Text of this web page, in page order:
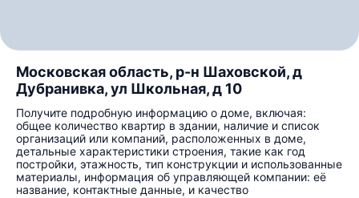
Московская область, р-н Шаховской, д
Дубранивка, ул Школьная, д 10
Получите подробную информацию о доме, включая:
общее количество квартир в здании, наличие и список
организаций или компаний, расположенных в доме,
детальные характеристики строения, такие как год
постройки, этажность, тип конструкции и использованные
материалы, информация об управляющей компании: её
название, контактные данные, и качество